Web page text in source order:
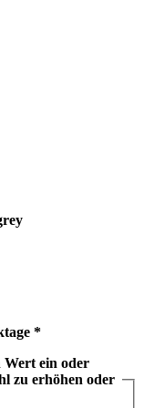
*
ein oder
zu erhöhen oder